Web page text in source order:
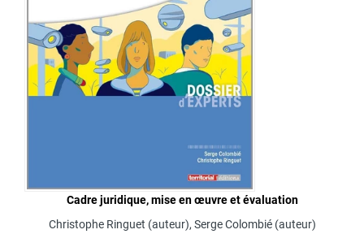
Cadre juridique, mise en œuvre et évaluation
Christophe Ringuet (auteur), Serge Colombié(auteur)